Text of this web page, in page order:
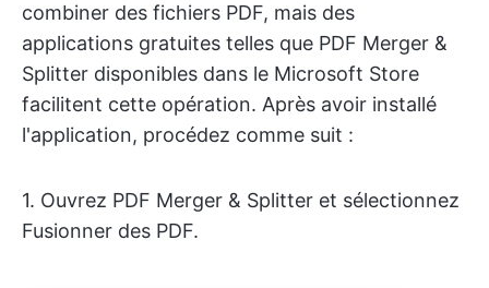
combiner des fichiers PDF, mais des
applications gratuites telles que PDF Merger &
Splitter disponibles dans le Microsoft Store
facilitent cette opération. Après avoir installé
l'application, procédez comme suit :
1. Ouvrez PDF Merger & Splitter et sélectionnez
Fusionner des PDF.